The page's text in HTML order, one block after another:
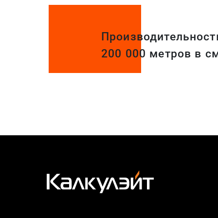
200 000 метров в